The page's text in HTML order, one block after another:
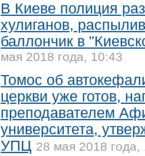
В Киеве полиция
хулиганов,
баллончик в
мая 2018 года, 10:43
Томос об
церкви уже готов,
преподавателем
университета,
УПЦ 28 мая 2018 года,